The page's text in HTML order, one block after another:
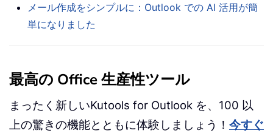
メール作成をシンプルに：Outlook での AI 活用が簡
単になりました
最高の Office 生産性ツール
まったく新しいKutools for Outlook を、100 以
上の驚きの機能とともに体験しましょう！ 今すぐ